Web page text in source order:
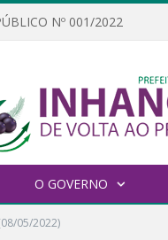
Nº 001/2022
O GOVERNO
05/2022)